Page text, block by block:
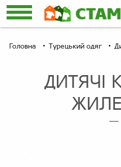
Головна Турецький одяг
ДИТЯЧІ